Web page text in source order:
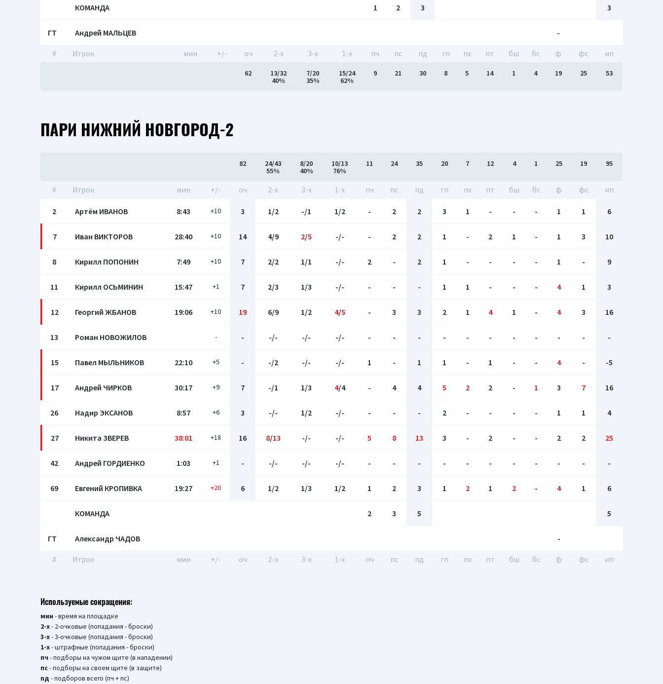
КОМАНДА 1 2 3 3
ГТ Андрей МАЛЬЦЕВ -
# Игрок мин +/- оч 2-x 3-x 1-x пч пс пд гп пх пт бш бc ф фс ип
62
13/32
40%
7/20
35%
15/24
62%
9 21 30 8 5 14 1 4 19 25 53
ПАРИ НИЖНИЙ НОВГОРОД-2
82
24/43
55%
8/20
40%
10/13
76%
11 24 35 20 7 12 4 1 25 19 95
# Игрок мин +/- оч 2-x 3-x 1-x пч пс пд гп пх пт бш бc ф фс ип
2 Артём ИВАНОВ 8:43 +10 3 1/2 -/1 1/2 - 2 2 3 1 - - - 1 1 6
7 Иван ВИКТОРОВ 28:40 +10 14 4/9 2/5 -/- - 2 2 1 - 2 1 - 1 3 10
8 Кирилл ПОПОНИН 7:49 +10 7 2/2 1/1 -/- 2 - 2 1 - - - - 1 - 9
11 Кирилл ОСЬМИНИН 15:47 +1 7 2/3 1/3 -/- - - - 1 1 - - - 4 1 3
12 Георгий ЖБАНОВ 19:06 +10 19 6/9 1/2 4/5 - 3 3 2 1 4 1 - 4 3 16
13 Роман НОВОЖИЛОВ - - -/- -/- -/- - - - - - - - - - - -
15 Павел МЫЛЬНИКОВ 22:10 +5 - -/2 -/- -/- 1 - 1 1 - 1 - - 4 - -5
17 Андрей ЧИРКОВ 30:17 +9 7 -/1 1/3 4/4 - 4 4 5 2 2 - 1 3 7 16
26 Надир ЭКСАНОВ 8:57 +6 3 -/- 1/2 -/- - - - 2 - - - - 1 1 4
27 Никита ЗВЕРЕВ 38:01 +18 16 8/13 -/- -/- 5 8 13 3 - 2 - - 2 2 25
42 Андрей ГОРДИЕНКО 1:03 +1 - -/- -/- -/- - - - - - - - - - - -
69 Евгений КРОПИВКА 19:27 +20 6 1/2 1/3 1/2 1 2 3 1 2 1 2 - 4 1 6
КОМАНДА 2 3 5 5
ГТ Александр ЧАДОВ -
# Игрок мин +/- оч 2-x 3-x 1-x пч пс пд гп пх пт бш бc ф фс ип
Используемые сокращения:
мин - время на площадке
2-х- 2-очковые (попадания - броски)
3-х- 3-очковые (попадания - броски)
1-х- штрафные (попадания - броски)
пч - подборы на чужом щите (в нападении)
пс- подборы на своем щите (в защите)
пд - подборов всего (пч + пс)